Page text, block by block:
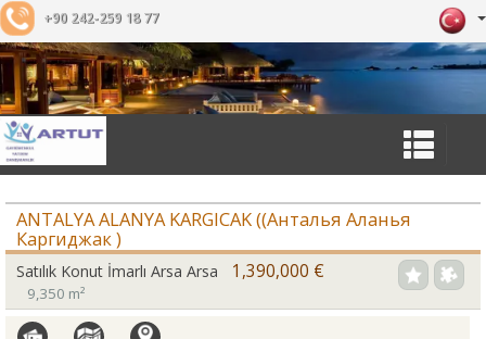
+90 242-259 18 77
ANTALYA ALANYA KARGICAK ((Анталья Аланья
Каргиджак )
Satılık Konut İmarlı Arsa Arsa 1,390,000 €
9,350 m²